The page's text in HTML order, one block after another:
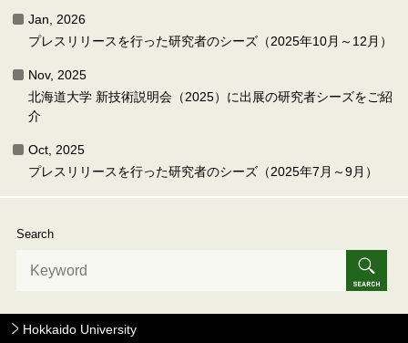
Jan, 2026
プレスリリースを行った研究者のシーズ（2025年10月～12月）
Nov, 2025
北海道大学 新技術説明会（2025）に出展の研究者シーズをご紹
介
Oct, 2025
プレスリリースを行った研究者のシーズ（2025年7月～9月）
Search
Hokkaido University